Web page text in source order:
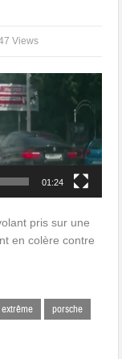
Views
01:24
pris sur une
en colère contre
extrême
porsche